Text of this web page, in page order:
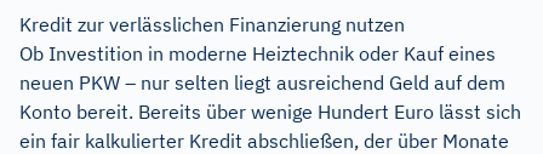
Kredit zur verlässlichen Finanzierung nutzen
Ob Investition in moderne Heiztechnik oder Kauf eines
neuen PKW – nur selten liegt ausreichend Geld auf dem
Konto bereit. Bereits über wenige Hundert Euro lässt sich
ein fair kalkulierter Kredit abschließen, der über Monate